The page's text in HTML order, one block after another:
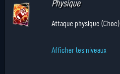
Physique
Attaque physique (Choc)
Afficher les niveaux